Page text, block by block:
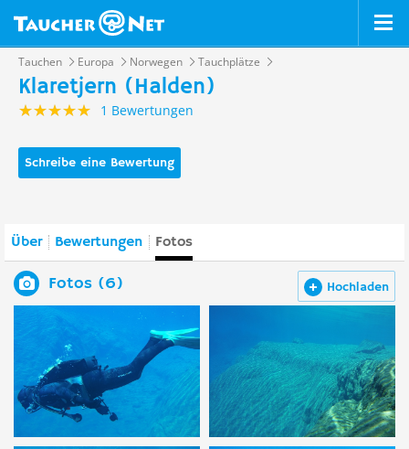
Tauchen Europa Norwegen Tauchplätze
Klaretjern (Halden)
1 Bewertungen
Schreibe eine Bewertung
Über Bewertungen Fotos
Hochladen
Fotos (6)